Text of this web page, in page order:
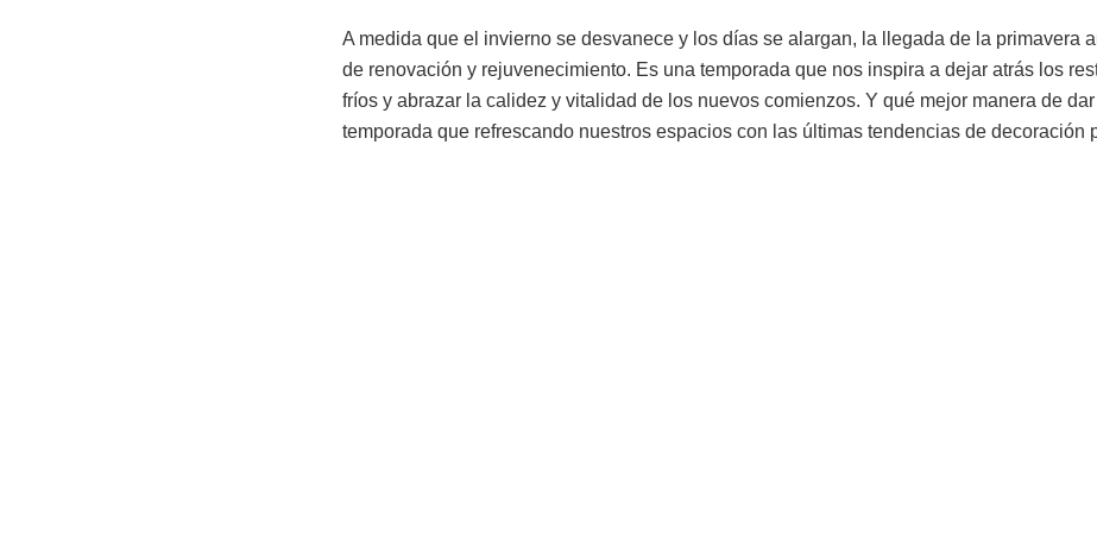
A medida que el invierno se desvanece y los días se alargan, la llegada de la primavera
de renovación y rejuvenecimiento. Es una temporada que nos inspira a dejar atrás los
fríos y abrazar la calidez y vitalidad de los nuevos comienzos. Y qué mejor manera de
temporada que refrescando nuestros espacios con las últimas tendencias de decoración